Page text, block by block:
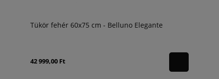
Tükör fehér 60x75 cm - Belluno Elegante
42 999,00 Ft